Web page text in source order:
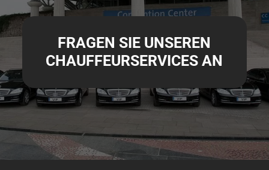
FRAGEN SIE UNSEREN
CHAUFFEURSERVICES AN